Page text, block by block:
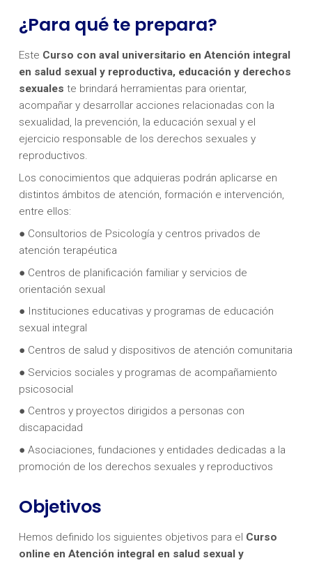
¿Para qué te prepara?
Este Curso con aval universitario en Atención integral
en salud sexual y reproductiva, educación y derechos
sexuales te brindará herramientas para orientar,
acompañar y desarrollar acciones relacionadas con la
sexualidad, la prevención, la educación sexual y el
ejercicio responsable de los derechos sexuales y
reproductivos.
Los conocimientos que adquieras podrán aplicarse en
distintos ámbitos de atención, formación e intervención,
entre ellos:
● Consultorios de Psicología y centros privados de
atención terapéutica
● Centros de planificación familiar y servicios de
orientación sexual
● Instituciones educativas y programas de educación
sexual integral
● Centros de salud y dispositivos de atención comunitaria
● Servicios sociales y programas de acompañamiento
psicosocial
● Centros y proyectos dirigidos a personas con
discapacidad
● Asociaciones, fundaciones y entidades dedicadas a la
promoción de los derechos sexuales y reproductivos
Objetivos
Hemos definido los siguientes objetivos para el Curso
online en Atención integral en salud sexual y